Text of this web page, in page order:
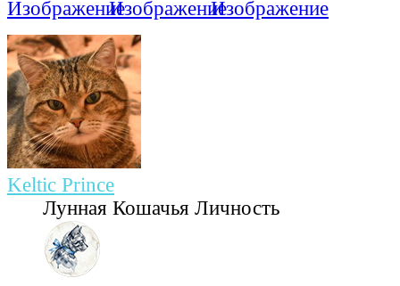
Keltic Prince
Лунная Кошачья Личность